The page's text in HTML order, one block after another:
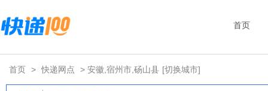
首页
首页 > 快递网点 > 安徽,宿州市,砀山县 [切换城市]